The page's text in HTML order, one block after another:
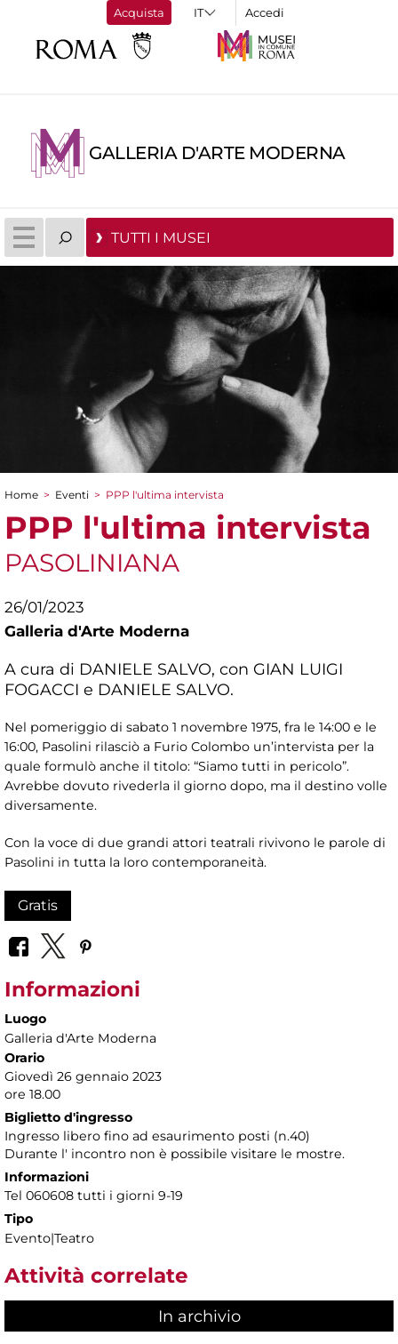
Acquista Accedi
GALLERIA D'ARTE MODERNA
TUTTI I MUSEI
Tu sei qui
Home > Eventi > PPP l'ultima intervista
PPP l'ultima intervista
PASOLINIANA
26/01/2023
Galleria d'Arte Moderna
A cura di DANIELE SALVO, con GIAN LUIGI
FOGACCI e DANIELE SALVO.
Nel pomeriggio di sabato 1 novembre 1975, fra le 14:00 e le
16:00, Pasolini rilasciò a Furio Colombo un’intervista per la
quale formulò anche il titolo: “Siamo tutti in pericolo”.
Avrebbe dovuto rivederla il giorno dopo, ma il destino volle
diversamente.
Con la voce di due grandi attori teatrali rivivono le parole di
Pasolini in tutta la loro contemporaneità.
Gratis
Informazioni
Luogo
Galleria d'Arte Moderna
Orario
Giovedì 26 gennaio 2023
ore 18.00
Biglietto d'ingresso
Ingresso libero fino ad esaurimento posti (n.40)
Durante l' incontro non è possibile visitare le mostre.
Informazioni
Tel 060608 tutti i giorni 9-19
Tipo
Evento|Teatro
Attività correlate
In archivio